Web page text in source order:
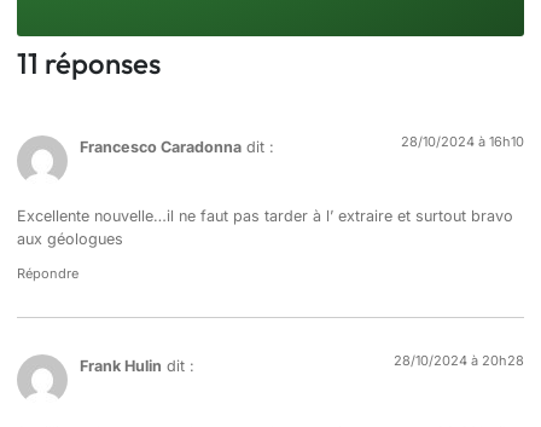
11 réponses
Francesco Caradonna dit : 28/10/2024 à 16h10
Excellente nouvelle…il ne faut pas tarder à l’ extraire et surtout bravo
aux géologues
Répondre
Frank Hulin dit : 28/10/2024 à 20h28